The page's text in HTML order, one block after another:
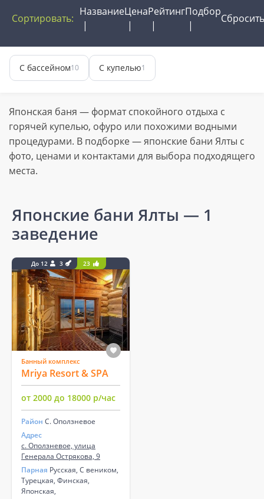
Сортировать:
НазваниеЦенаРейтингПодбор
Сбросить
С бассейном10 С купелью1
Японская баня — формат спокойного отдыха с
горячей купелью, офуро или похожими водными
процедурами. В подборке — японские бани Ялты с
фото, ценами и контактами для выбора подходящего
места.
Японские бани Ялты — 1
заведение
До 12 3 23
Банный комплекс
Mriya Resort & SPA
от 2000 до 18000 р/час
Район С. Оползневое
Адрес
с. Оползневое, улица
Генерала Острякова, 9
Парная Русская, С веником,
Турецкая, Финская,
Японская,